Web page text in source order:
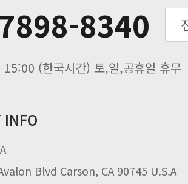
노동절(9월3일) 배송업무 안내
입금 고객님을 찾습니다.
8340
(한국시간) 토,일,공휴일 휴무
INFO
Blvd Carson, CA 90745 U.S.A